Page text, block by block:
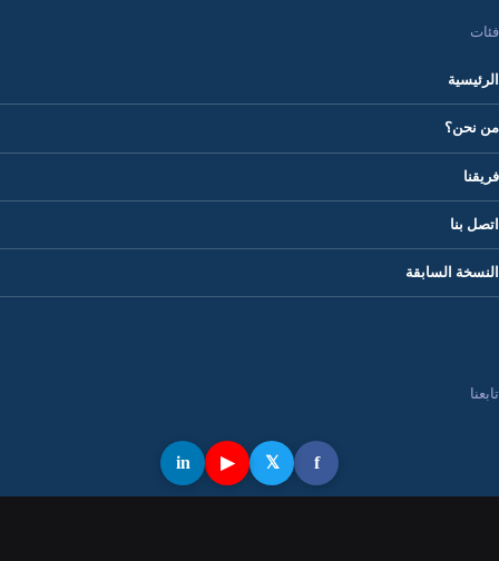
فئات
الرئيسية
من نحن؟
فريقنا
اتصل بنا
النسخة السابقة
تابعنا
f
𝕏
▶
in